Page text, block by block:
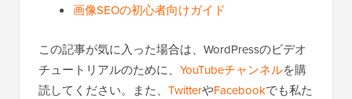
WordPressの画像サイズ入門
この記事が気に入った場合は、WordPressのビデオ
チュートリアルのために、YouTubeチャンネルを購